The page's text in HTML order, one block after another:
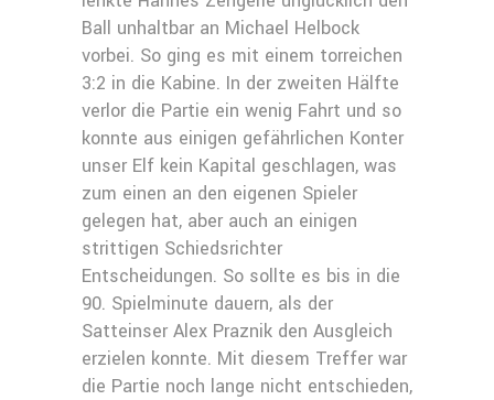
Ball unhaltbar an Michael Helbock
vorbei. So ging es mit einem torreichen
3:2 in die Kabine. In der zweiten Hälfte
verlor die Partie ein wenig Fahrt und so
konnte aus einigen gefährlichen Konter
unser Elf kein Kapital geschlagen, was
zum einen an den eigenen Spieler
gelegen hat, aber auch an einigen
strittigen Schiedsrichter
Entscheidungen. So sollte es bis in die
90. Spielminute dauern, als der
Satteinser Alex Praznik den Ausgleich
erzielen konnte. Mit diesem Treffer war
die Partie noch lange nicht entschieden,